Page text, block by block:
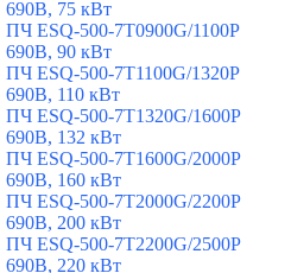
690В, 75 кВт
ПЧ ESQ-500-7T0900G/1100P
690В, 90 кВт
ПЧ ESQ-500-7T1100G/1320P
690В, 110 кВт
ПЧ ESQ-500-7T1320G/1600P
690В, 132 кВт
ПЧ ESQ-500-7T1600G/2000P
690В, 160 кВт
ПЧ ESQ-500-7T2000G/2200P
690В, 200 кВт
ПЧ ESQ-500-7T2200G/2500P
690В, 220 кВт